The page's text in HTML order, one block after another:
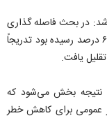
شد: در بحث فاصله گذاری
اجتماعی اگرچه در روزهای آغازین میزان رعایت به ۶۹ درصد رسیده بود تدریجاً
نتیجه بخش می‌شود که
عمومی برای کاهش خطر